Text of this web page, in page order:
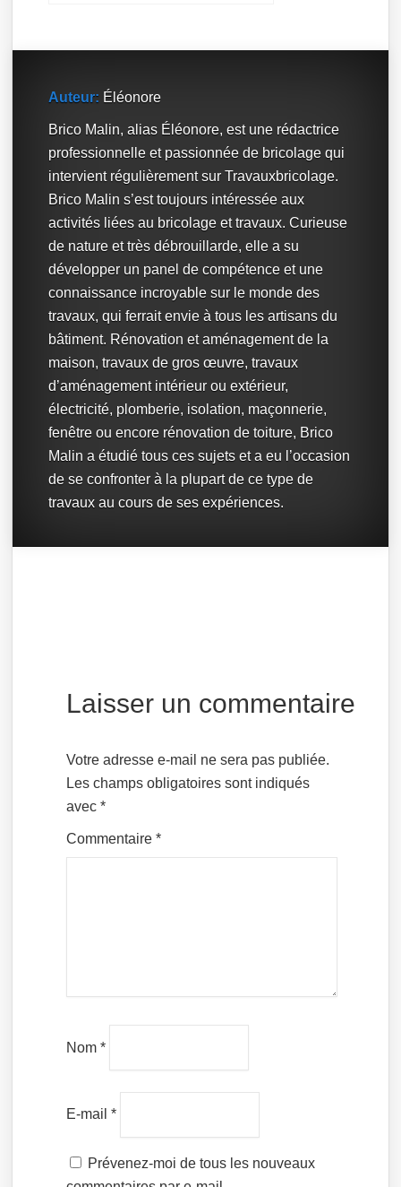
Auteur: Éléonore
Brico Malin, alias Éléonore, est une rédactrice
professionnelle et passionnée de bricolage qui
intervient régulièrement sur Travauxbricolage.
Brico Malin s’est toujours intéressée aux
activités liées au bricolage et travaux. Curieuse
de nature et très débrouillarde, elle a su
développer un panel de compétence et une
connaissance incroyable sur le monde des
travaux, qui ferrait envie à tous les artisans du
bâtiment. Rénovation et aménagement de la
maison, travaux de gros œuvre, travaux
d’aménagement intérieur ou extérieur,
électricité, plomberie, isolation, maçonnerie,
fenêtre ou encore rénovation de toiture, Brico
Malin a étudié tous ces sujets et a eu l’occasion
de se confronter à la plupart de ce type de
travaux au cours de ses expériences.
Laisser un commentaire
Votre adresse e-mail ne sera pas publiée.
Les champs obligatoires sont indiqués
avec*
Commentaire*
Nom*
E-mail*
Prévenez-moi de tous les nouveaux